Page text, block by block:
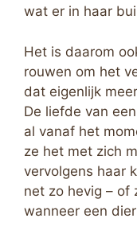
wat er in haar
Het is daarom
rouwen om het
dat eigenlijk
De liefde van
al vanaf het
ze het met zich
vervolgens haar
net zo hevig – of
wanneer een